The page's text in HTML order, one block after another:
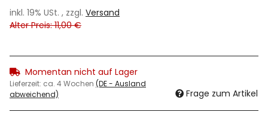
inkl. 19% USt. , zzgl. Versand
Alter Preis: 11,00 €
Momentan nicht auf Lager
Lieferzeit: ca. 4 Wochen (DE - Ausland
abweichend)
Frage zum Artikel